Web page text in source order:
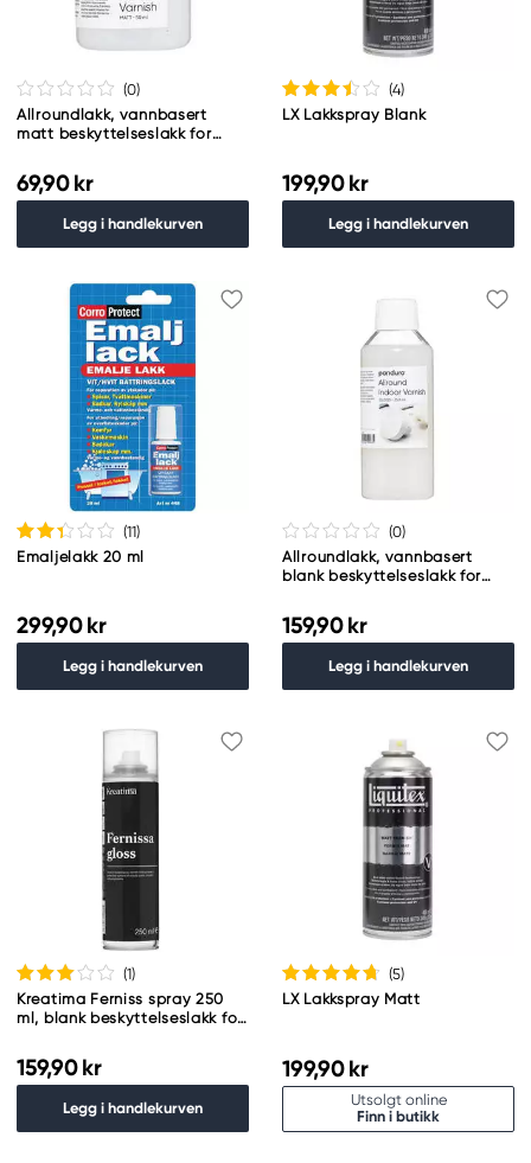
(0)
Allroundlakk, vannbasert
matt beskyttelseslakk for
69,90 kr
Legg i handlekurven
(4)
LX Lakkspray Blank
199,90 kr
Legg i handlekurven
(11)
Emaljelakk 20 ml
299,90 kr
Legg i handlekurven
(0)
Allroundlakk, vannbasert
blank beskyttelseslakk for
159,90 kr
Legg i handlekurven
(1)
Kreatima Ferniss spray 250
ml, blank beskyttelseslakk for
159,90 kr
Legg i handlekurven
(5)
LX Lakkspray Matt
199,90 kr
Utsolgt online
Finn i butikk